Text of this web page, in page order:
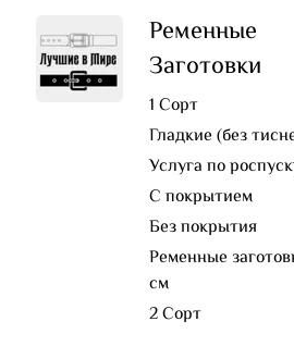
Ременные
Заготовки
1 Сорт
Гладкие (без
Услуга по
С покрытием
Без покрытия
Ременные
см
2 Сорт